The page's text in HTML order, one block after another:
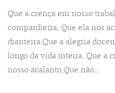
Que a crença em nosso
companheira; Que ela nos
dianteira.Que a alegria
longo da vida inteira. Que a
nosso acalanto;Que não…